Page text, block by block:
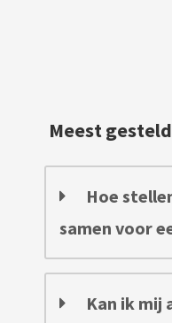
Meest
Hoe
samen voor
Kan ik mij